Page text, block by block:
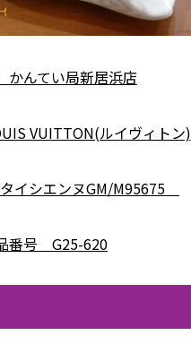
んてい局新居浜店
VUITTON(ルイヴィトン)
イシエンヌGM/M95675
番号 G25-620